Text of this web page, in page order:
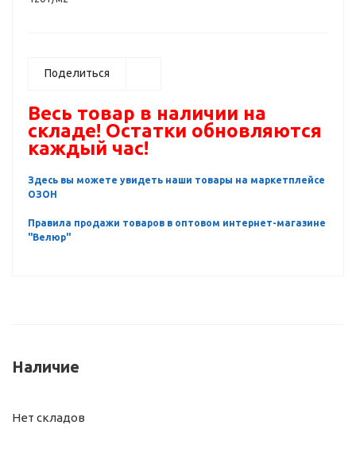
Поделиться
Весь товар в наличии на
складе! Остатки обновляются
каждый час!
Здесь вы можете увидеть наши товары на маркетплейсе
ОЗОН
Правила продажи товаров в оптовом интернет-магазине
"Велюр"
Наличие
Нет складов